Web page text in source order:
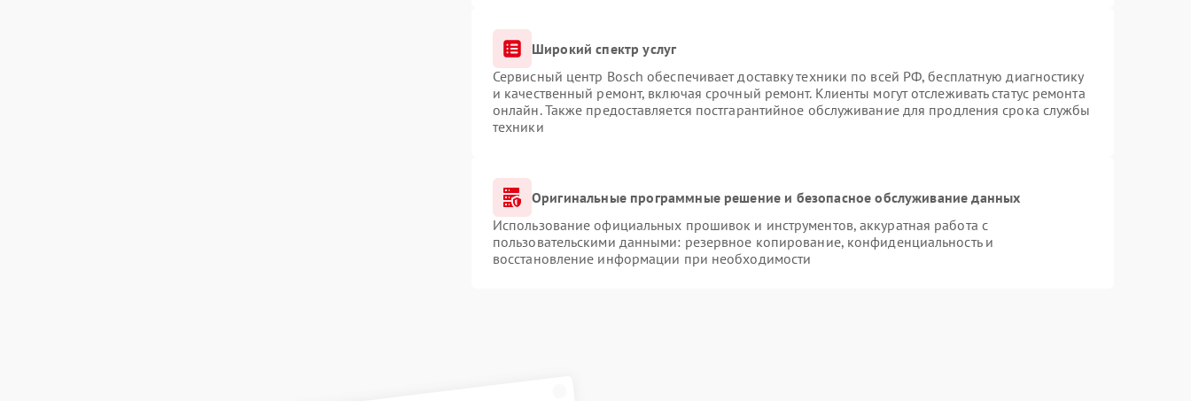
Широкий спектр услуг
Сервисный центр Bosch обеспечивает доставку техники по всей РФ, бесплатную диагностику
и качественный ремонт, включая срочный ремонт. Клиенты могут отслеживать статус ремонта
онлайн. Также предоставляется постгарантийное обслуживание для продления срока службы
техники
Оригинальные программные решение и безопасное обслуживание данных
Использование официальных прошивок и инструментов, аккуратная работа с
пользовательскими данными: резервное копирование, конфиденциальность и
восстановление информации при необходимости